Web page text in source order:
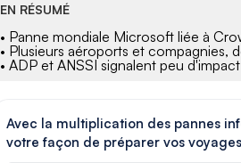
EN RÉSUMÉ
• Panne mondiale Microsoft liée à
• Plusieurs aéroports et compagnies,
• ADP et ANSSI signalent peu
Avec la multiplication des pannes
votre façon de préparer vos